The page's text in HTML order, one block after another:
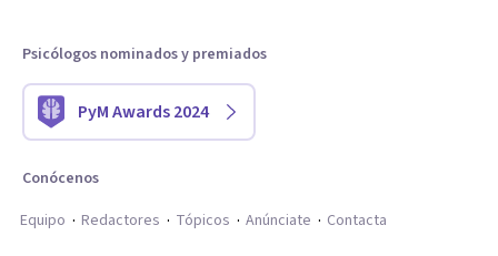
Psicólogos nominados y premiados
PyM Awards 2024
Conócenos
Equipo
Redactores Tópicos Anúnciate Contacta